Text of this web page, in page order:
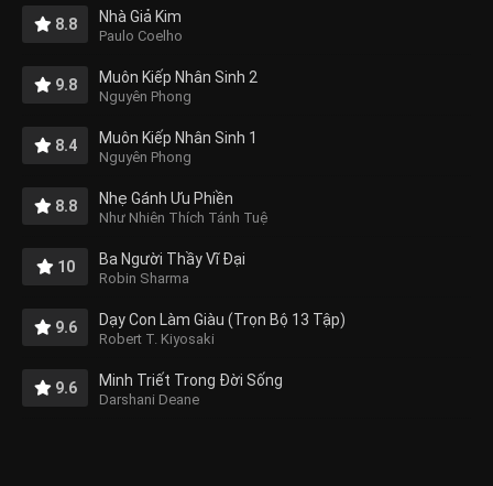
8.8 Nhà Giả Kim
Paulo Coelho
9.8 Muôn Kiếp Nhân Sinh 2
Nguyên Phong
8.4 Muôn Kiếp Nhân Sinh 1
Nguyên Phong
8.8 Nhẹ Gánh Ưu Phiền
Như Nhiên Thích Tánh Tuệ
10 Ba Người Thầy Vĩ Đại
Robin Sharma
9.6 Dạy Con Làm Giàu (Trọn Bộ 13 Tập)
Robert T. Kiyosaki
9.6 Minh Triết Trong Đời Sống
Darshani Deane